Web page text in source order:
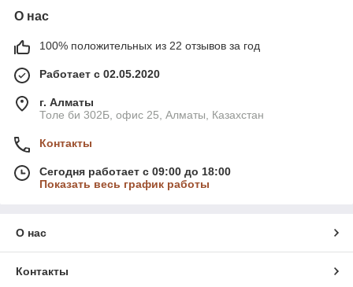
О нас
100% положительных из 22 отзывов за год
Работает с 02.05.2020
г. Алматы
Толе би 302Б, офис 25, Алматы, Казахстан
Контакты
Сегодня работает с 09:00 до 18:00
Показать весь график работы
О нас
Контакты